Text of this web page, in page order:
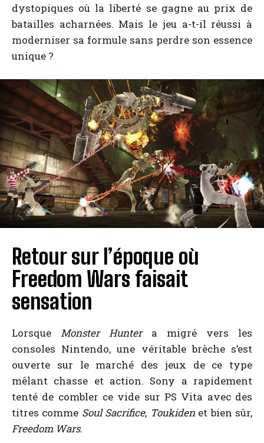
dystopiques où la liberté se gagne au prix de
batailles acharnées. Mais le jeu a-t-il réussi à
moderniser sa formule sans perdre son essence
unique ?
Retour sur l’époque où
Freedom Wars faisait
sensation
Lorsque Monster Huntera migré vers les
consoles Nintendo, une véritable brèche s’est
ouverte sur le marché des jeux de ce type
mêlant chasse et action. Sony a rapidement
tenté de combler ce vide sur PS Vita avec des
titres comme Soul Sacrifice, Toukidenet bien sûr,
Freedom Wars.